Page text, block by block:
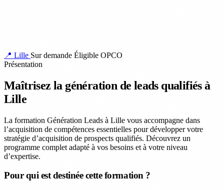
📍 Lille Sur demande Éligible OPCO
Présentation
Maîtrisez la génération de leads qualifiés à
Lille
La formation Génération Leads à Lille vous accompagne dans
l’acquisition de compétences essentielles pour développer votre
stratégie d’acquisition de prospects qualifiés. Découvrez un
programme complet adapté à vos besoins et à votre niveau
d’expertise.
Pour qui est destinée cette formation ?